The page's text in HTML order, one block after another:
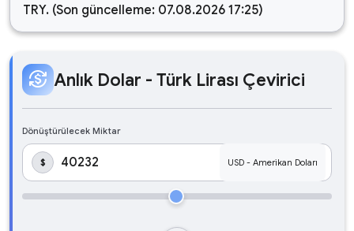
TRY. (Son güncelleme: 07.08.2026 17:25)
currency_exchange Anlık Dolar - Türk Lirası Çevirici
Dönüştürülecek Miktar
$